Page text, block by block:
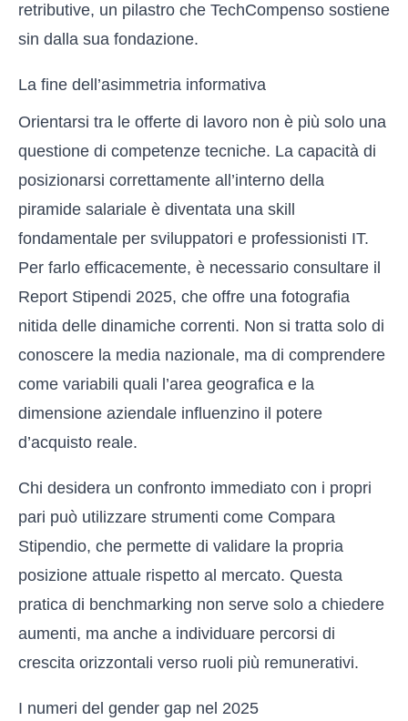
retributive, un pilastro che TechCompenso sostiene
sin dalla sua fondazione.
La fine dell’asimmetria informativa
Orientarsi tra le offerte di lavoro non è più solo una
questione di competenze tecniche. La capacità di
posizionarsi correttamente all’interno della
piramide salariale è diventata una skill
fondamentale per sviluppatori e professionisti IT.
Per farlo efficacemente, è necessario consultare il
Report Stipendi 2025, che offre una fotografia
nitida delle dinamiche correnti. Non si tratta solo di
conoscere la media nazionale, ma di comprendere
come variabili quali l’area geografica e la
dimensione aziendale influenzino il potere
d’acquisto reale.
Chi desidera un confronto immediato con i propri
pari può utilizzare strumenti come Compara
Stipendio, che permette di validare la propria
posizione attuale rispetto al mercato. Questa
pratica di benchmarking non serve solo a chiedere
aumenti, ma anche a individuare percorsi di
crescita orizzontali verso ruoli più remunerativi.
I numeri del gender gap nel 2025